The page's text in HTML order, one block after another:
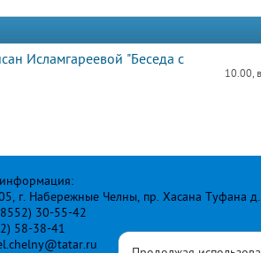
Исламгареевой "Беседа с
10.00,
г. Набережные Челны, пр. Хасана Туфана
30-55-42
58-38-41